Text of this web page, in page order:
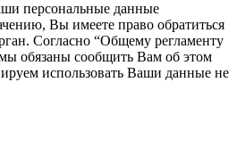
персональные данные
Вы имеете право обратиться
Согласно “Общему регламенту
обязаны сообщить Вам об этом
использовать Ваши данные не